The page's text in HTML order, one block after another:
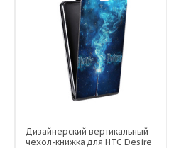
Дизайнерский вертикальный
чехол-книжка для HTC Desire